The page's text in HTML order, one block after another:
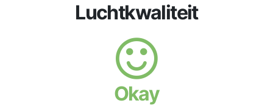
Luchtkwaliteit
Okay